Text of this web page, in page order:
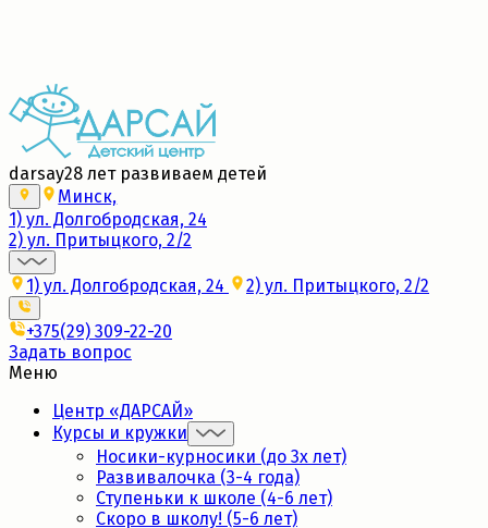
darsay28 лет развиваем детей
Минск,
1) ул. Долгобродская, 24
2) ул. Притыцкого, 2/2
1) ул. Долгобродская, 24 2) ул. Притыцкого, 2/2
+375(29) 309-22-20
Задать вопрос
Меню
Центр «ДАРСАЙ»
Курсы и кружки
Носики-курносики (до 3х лет)
Развивалочка (3-4 года)
Ступеньки к школе (4-6 лет)
Скоро в школу! (5-6 лет)